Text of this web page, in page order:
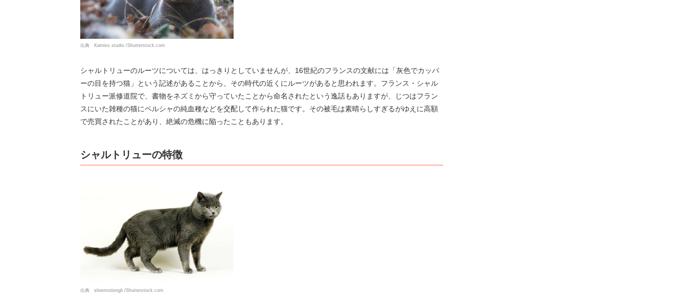
出典 Katniss studio /Shutterstock.com
シャルトリューのルーツについては、はっきりとしていませんが、16世紀のフランスの文献には「灰色でカッパ
ーの目を持つ猫」という記述があることから、その時代の近くにルーツがあると思われます。フランス・シャル
トリュー派修道院で、書物をネズミから守っていたことから命名されたという逸話もありますが、じつはフラン
スにいた雑種の猫にペルシャの純血種などを交配して作られた猫です。その被毛は素晴らしすぎるがゆえに高額
で売買されたことがあり、絶滅の危機に陥ったこともあります。
シャルトリューの特徴
出典 slowmotiongli /Shutterstock.com